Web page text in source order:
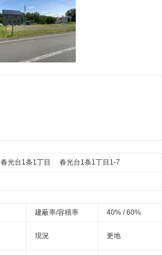
春光台1条1丁目 春光台1条1丁目1-7
建蔽率/容積率 40% / 60%
現況 更地